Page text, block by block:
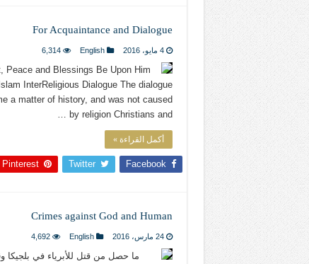
For Acquaintance and Dialogue
4 مايو، 2016 English
6,314
Peace and Blessings Be Upon Him
InterReligious Dialogue The dialogue
a matter of history, and was not caused
by religion Christians and …
أكمل القراءة »
Facebook
Twitter
Pinterest
Crimes against God and Human
24 مارس، 2016 English
4,692
ما حصل من قتل للأبرياء في بلجيكا